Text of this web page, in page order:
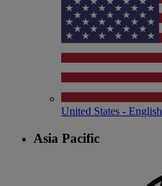
United States - English
Asia Pacific